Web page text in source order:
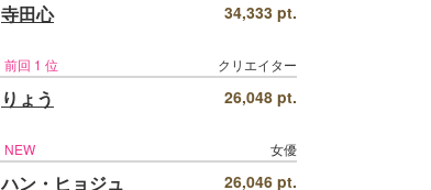
寺田心 34,333 pt.
前回 1 位 クリエイター
りょう 26,048 pt.
NEW 女優
ハン・ヒョジュ 26,046 pt.